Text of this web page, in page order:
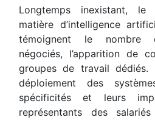
Longtemps inexistant,
matière d’intelligence
témoignent le nombre
négociés, l’apparition de
groupes de travail
déploiement des
spécificités et leurs
représentants des